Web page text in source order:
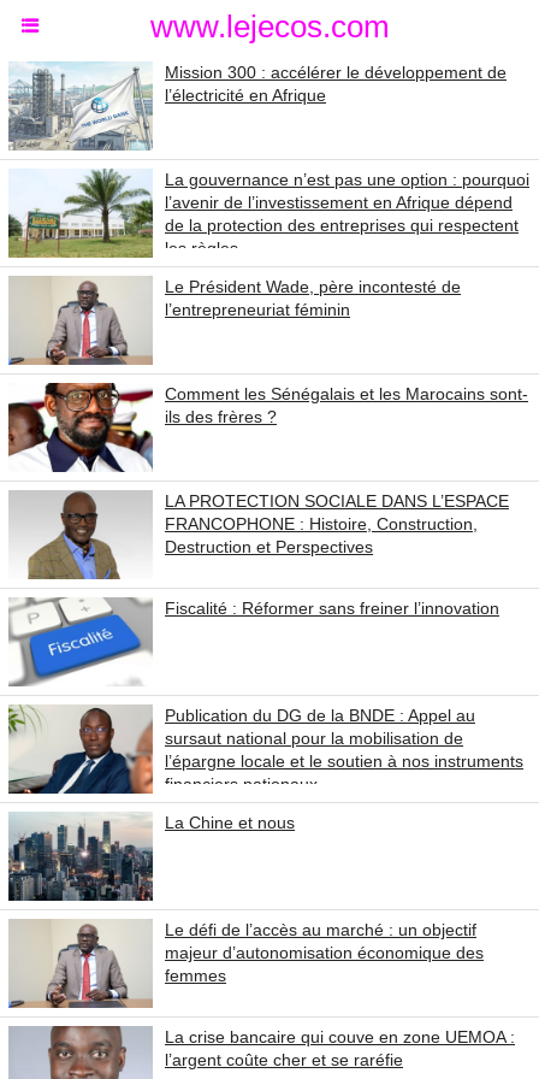
www.lejecos.com
Mission 300 : accélérer le développement de
l’électricité en Afrique
La gouvernance n’est pas une option : pourquoi
l’avenir de l’investissement en Afrique dépend
de la protection des entreprises qui respectent
les règles
Le Président Wade, père incontesté de
l’entrepreneuriat féminin
Comment les Sénégalais et les Marocains sont-
ils des frères ?
LA PROTECTION SOCIALE DANS L’ESPACE
FRANCOPHONE : Histoire, Construction,
Destruction et Perspectives
Fiscalité : Réformer sans freiner l’innovation
Publication du DG de la BNDE : Appel au
sursaut national pour la mobilisation de
l’épargne locale et le soutien à nos instruments
financiers nationaux.
La Chine et nous
Le défi de l’accès au marché : un objectif
majeur d’autonomisation économique des
femmes
La crise bancaire qui couve en zone UEMOA :
l’argent coûte cher et se raréfie